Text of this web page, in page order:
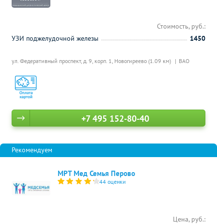
ул. Федеративный проспект, д. 9, корп. 1, Новогиреево (1.09 км) ВАО
Стоимость, руб.:
УЗИ поджелудочной железы
1450
+7 495 152-80-40
МРТ Мед Семья Перово
44 оценки
Цена, руб.: